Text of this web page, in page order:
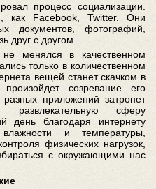
процесс социализации.
как Facebook, Twitter. Они
документов, фотографий,
друг с другом.
менялся в качественном
только в количественном
вещей станет скачком в
созревание его
приложений затронет
развлекательную сферу
день благодаря интернету
и температуры,
физических нагрузок,
с окружающими нас